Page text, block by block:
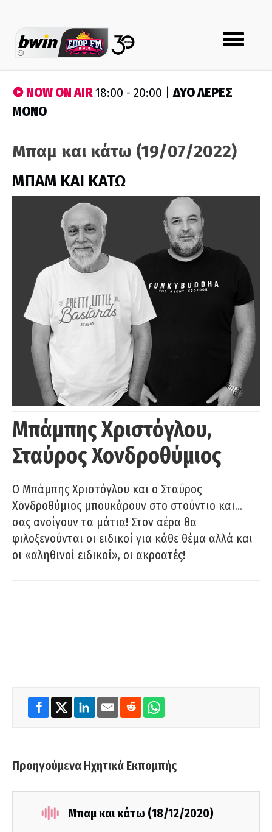
Toggle
navigation
NOW ON AIR18:00 - 20:00 |ΔΥΟ ΛΕΡΕΣ
ΜΟΝΟ
Μπαμ και κάτω (19/07/2022)
ΜΠΑΜ ΚΑΙ ΚΑΤΩ
Μπάμπης Χριστόγλου,
Σταύρος Χονδροθύμιος
O Μπάμπης Χριστόγλου και ο Σταύρος
Χονδροθύμιος μπουκάρουν στο στούντιο και…
σας ανοίγουν τα μάτια! Στον αέρα θα
φιλοξενούνται οι ειδικοί για κάθε θέμα αλλά και
οι «αληθινοί ειδικοί», οι ακροατές!
Προηγούμενα Ηχητικά Εκπομπής
Μπαμ και κάτω (18/12/2020)